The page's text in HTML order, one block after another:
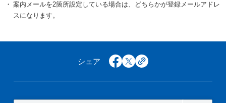
案内メールを2箇所設定している場合は、どちらかが登録メールアドレ
スになります。
シェア facebook
x copy